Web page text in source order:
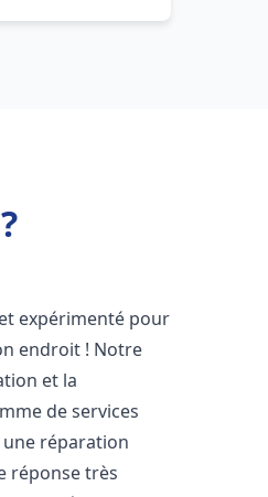
expérimenté pour
endroit ! Notre
et la
de services
réparation
réponse très